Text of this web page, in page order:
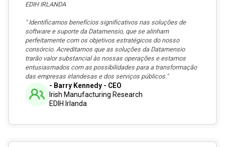
EDIH IRLANDA
" Identificamos benefícios significativos nas soluções de
software e suporte da Datamensio, que se alinham
perfeitamente com os objetivos estratégicos do nosso
consórcio. Acreditamos que as soluções da Datamensio
trarão valor substancial às nossas operações e estamos
entusiasmados com as possibilidades para a transformação
das empresas irlandesas e dos serviços públicos."
- Barry Kennedy - CEO
Irish Manufacturing Research
EDIH Irlanda